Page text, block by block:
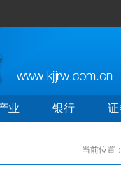
业 银行 证
当前位置